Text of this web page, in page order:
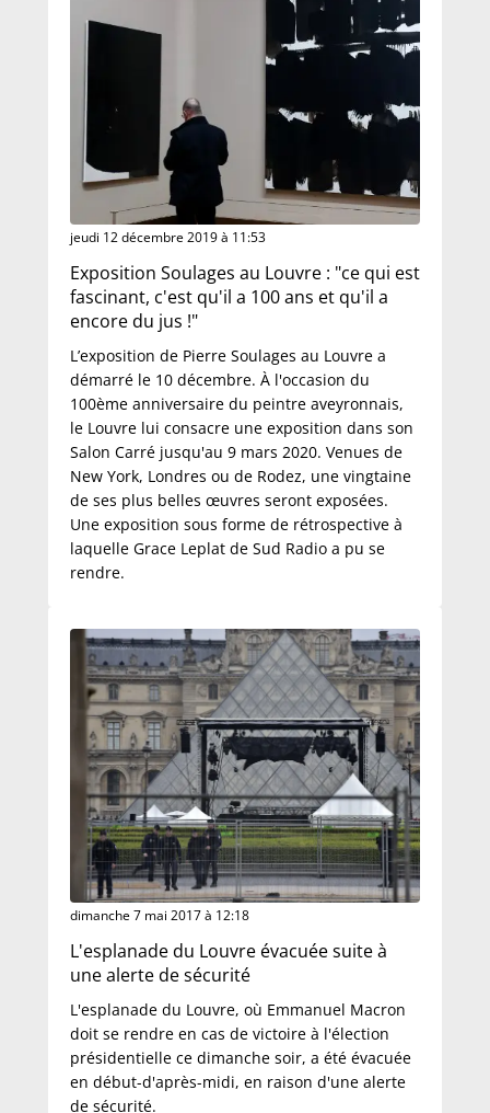
jeudi 12 décembre 2019 à 11:53
Exposition Soulages au Louvre : "ce qui est
fascinant, c'est qu'il a 100 ans et qu'il a
encore du jus !"
L’exposition de Pierre Soulages au Louvre a
démarré le 10 décembre. À l'occasion du
100ème anniversaire du peintre aveyronnais,
le Louvre lui consacre une exposition dans son
Salon Carré jusqu'au 9 mars 2020. Venues de
New York, Londres ou de Rodez, une vingtaine
de ses plus belles œuvres seront exposées.
Une exposition sous forme de rétrospective à
laquelle Grace Leplat de Sud Radio a pu se
rendre.
dimanche 7 mai 2017 à 12:18
L'esplanade du Louvre évacuée suite à
une alerte de sécurité
L'esplanade du Louvre, où Emmanuel Macron
doit se rendre en cas de victoire à l'élection
présidentielle ce dimanche soir, a été évacuée
en début-d'après-midi, en raison d'une alerte
de sécurité.